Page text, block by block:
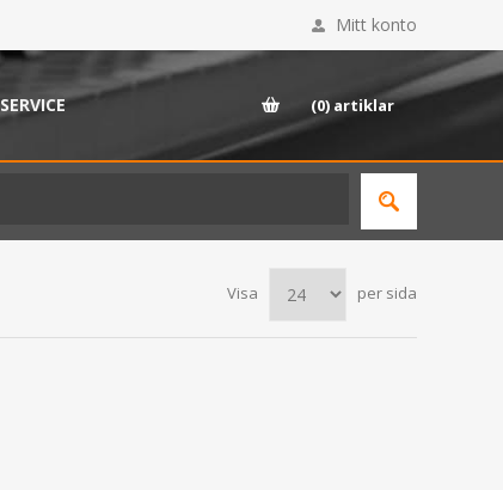
Mitt konto
SERVICE (0) artiklar
Visa per sida